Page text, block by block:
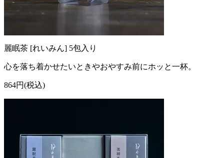
麗眠茶 [れいみん] 5包入り
心を落ち着かせたいときやおやすみ前にホッと一杯。
864円(税込)